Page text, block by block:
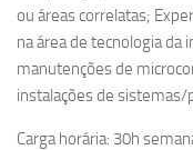
ou áreas correlatas;
na área de tecnologia da
manutenções de
instalações de sistemas/
Carga horária: 30h